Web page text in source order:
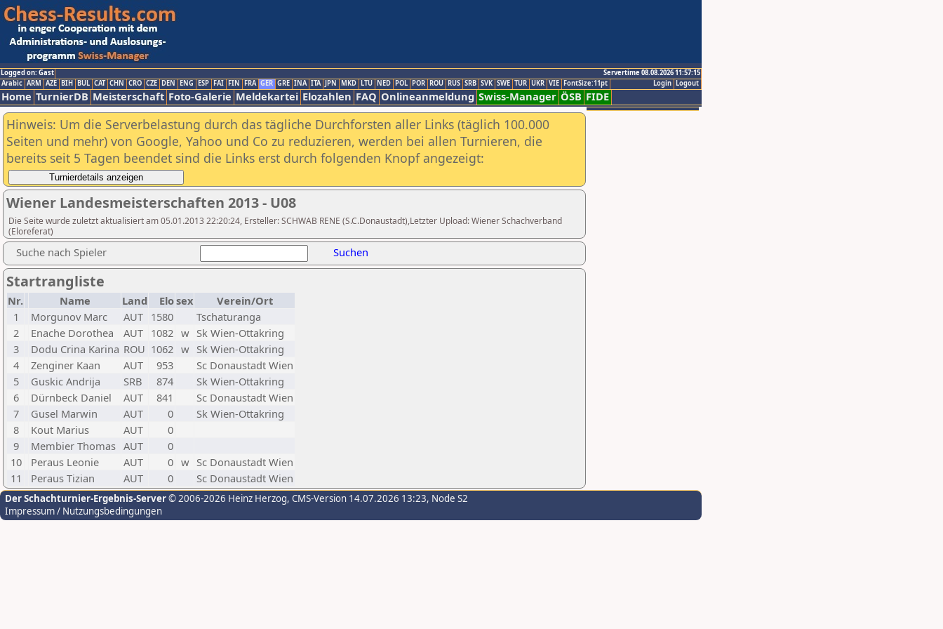
Logged on: Gast
Servertime 08.08.2026 11:57:15
Logout
Login
Arabic ARM AZE BIH BUL CAT CHN CRO CZE DEN ENG ESP FAI FIN FRA GER GRE INA ITA JPN MKD LTU NED POL POR ROU RUS SRB SVK SWE TUR UKR VIE FontSize:11pt
Home TurnierDB Meisterschaft Foto-Galerie Meldekartei Elozahlen FAQ Onlineanmeldung Swiss-Manager ÖSB FIDE
Hinweis: Um die Serverbelastung durch das tägliche Durchforsten aller Links (täglich 100.000
Seiten und mehr) von Google, Yahoo und Co zu reduzieren, werden bei allen Turnieren, die
bereits seit 5 Tagen beendet sind die Links erst durch folgenden Knopf angezeigt:
Wiener Landesmeisterschaften 2013 - U08
Die Seite wurde zuletzt aktualisiert am 05.01.2013 22:20:24, Ersteller: SCHWAB RENE (S.C.Donaustadt),Letzter Upload: Wiener Schachverband
(Eloreferat)
Suche nach Spieler Suchen
Startrangliste
Nr. Name Land Elosex
Verein/Ort
1
Morgunov Marc AUT 1580
Tschaturanga
2
Enache Dorothea AUT 1082 w Sk Wien-Ottakring
3
Dodu Crina Karina ROU 1062 w Sk Wien-Ottakring
4
Zenginer Kaan AUT 953
Sc Donaustadt Wien
5
Guskic Andrija SRB 874
Sk Wien-Ottakring
6
Dürnbeck Daniel AUT 841
Sc Donaustadt Wien
7
Gusel Marwin AUT 0
Sk Wien-Ottakring
8
Kout Marius AUT
0
9
Membier Thomas AUT
0
10
Peraus Leonie AUT 0 w Sc Donaustadt Wien
11
Peraus Tizian AUT 0 Sc Donaustadt Wien
Der Schachturnier-Ergebnis-Server© 2006-2026 Heinz Herzog, CMS-Version 14.07.2026 13:23, Node S2
Impressum / Nutzungsbedingungen